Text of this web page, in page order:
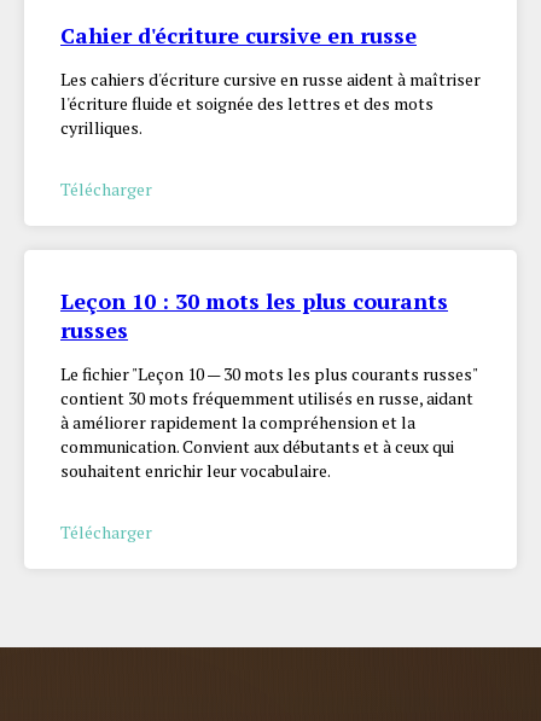
Cahier d'écriture cursive en russe
Les cahiers d'écriture cursive en russe aident à maîtriser
l'écriture fluide et soignée des lettres et des mots
cyrilliques.
Télécharger
Leçon 10 : 30 mots les plus courants
russes
Le fichier "Leçon 10 — 30 mots les plus courants russes"
contient 30 mots fréquemment utilisés en russe, aidant
à améliorer rapidement la compréhension et la
communication. Convient aux débutants et à ceux qui
souhaitent enrichir leur vocabulaire.
Télécharger